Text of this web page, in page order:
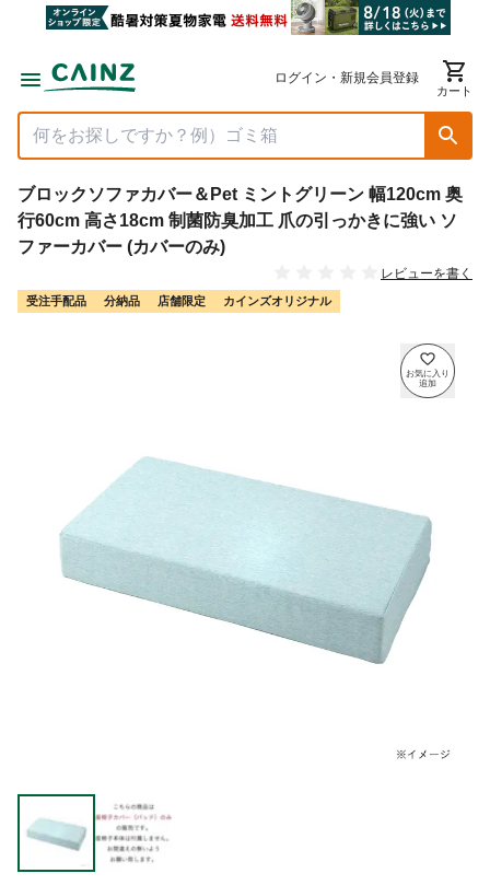
ログイン・新規会員登録
カート
ブロックソファカバー＆Pet ミントグリーン 幅120cm 奥
行60cm 高さ18cm 制菌防臭加工 爪の引っかきに強い ソ
ファーカバー (カバーのみ)
レビューを書く
受注手配品 分納品 店舗限定 カインズオリジナル